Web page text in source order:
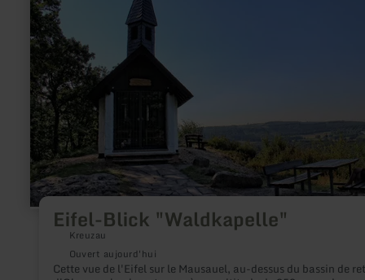
Eifel-Blick "Waldkapelle"
Kreuzau
Ouvert aujourd'hui
Cette vue de l'Eifel sur le Mausauel, au-dessus du bassin de
:
Eifel-
Blick
"Waldkapelle"